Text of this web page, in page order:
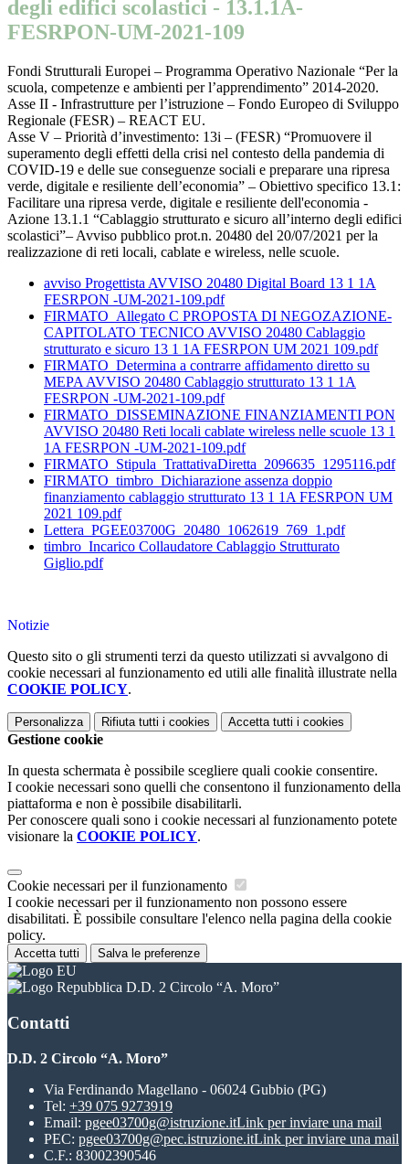
degli edifici scolastici - 13.1.1A-
FESRPON-UM-2021-109
Fondi Strutturali Europei – Programma Operativo Nazionale “Per la
scuola, competenze e ambienti per l’apprendimento” 2014-2020.
Asse II - Infrastrutture per l’istruzione – Fondo Europeo di Sviluppo
Regionale (FESR) – REACT EU.
Asse V – Priorità d’investimento: 13i – (FESR) “Promuovere il
superamento degli effetti della crisi nel contesto della pandemia di
COVID-19 e delle sue conseguenze sociali e preparare una ripresa
verde, digitale e resiliente dell’economia” – Obiettivo specifico 13.1:
Facilitare una ripresa verde, digitale e resiliente dell'economia -
Azione 13.1.1 “Cablaggio strutturato e sicuro all’interno degli edifici
scolastici”– Avviso pubblico prot.n. 20480 del 20/07/2021 per la
realizzazione di reti locali, cablate e wireless, nelle scuole.
avviso Progettista AVVISO 20480 Digital Board 13 1 1A
FESRPON -UM-2021-109.pdf
FIRMATO_Allegato C PROPOSTA DI NEGOZAZIONE-
CAPITOLATO TECNICO AVVISO 20480 Cablaggio
strutturato e sicuro 13 1 1A FESRPON UM 2021 109.pdf
FIRMATO_Determina a contrarre affidamento diretto su
MEPA AVVISO 20480 Cablaggio strutturato 13 1 1A
FESRPON -UM-2021-109.pdf
FIRMATO_DISSEMINAZIONE FINANZIAMENTI PON
AVVISO 20480 Reti locali cablate wireless nelle scuole 13 1
1A FESRPON -UM-2021-109.pdf
FIRMATO_Stipula_TrattativaDiretta_2096635_1295116.pdf
FIRMATO_timbro_Dichiarazione assenza doppio
finanziamento cablaggio strutturato 13 1 1A FESRPON UM
2021 109.pdf
Lettera_PGEE03700G_20480_1062619_769_1.pdf
timbro_Incarico Collaudatore Cablaggio Strutturato
Giglio.pdf
Notizie
Questo sito o gli strumenti terzi da questo utilizzati si avvalgono di
cookie necessari al funzionamento ed utili alle finalità illustrate nella
COOKIE POLICY.
Personalizza Rifiuta tutti i cookies Accetta tutti i cookies
Gestione cookie
In questa schermata è possibile scegliere quali cookie consentire.
I cookie necessari sono quelli che consentono il funzionamento della
piattaforma e non è possibile disabilitarli.
Per conoscere quali sono i cookie necessari al funzionamento potete
visionare la COOKIE POLICY.
Cookie necessari per il funzionamento
I cookie necessari per il funzionamento non possono essere
disabilitati. È possibile consultare l'elenco nella pagina della cookie
policy.
Accetta tutti Salva le preferenze
D.D. 2 Circolo “A. Moro”
Contatti
D.D. 2 Circolo “A. Moro”
Via Ferdinando Magellano - 06024 Gubbio (PG)
Tel: +39 075 9273919
Email: pgee03700g@istruzione.itLink per inviare una mail
PEC: pgee03700g@pec.istruzione.itLink per inviare una mail
C.F.: 83002390546